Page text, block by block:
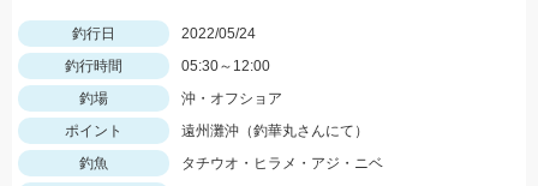
釣行日
2022/05/24
釣行時間
05:30～12:00
釣場
沖・オフショア
ポイント
遠州灘沖（釣華丸さんにて）
釣魚
タチウオ・ヒラメ・アジ・ニベ